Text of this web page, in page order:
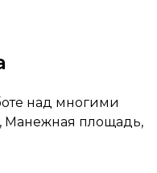
над многими
Манежная площадь,